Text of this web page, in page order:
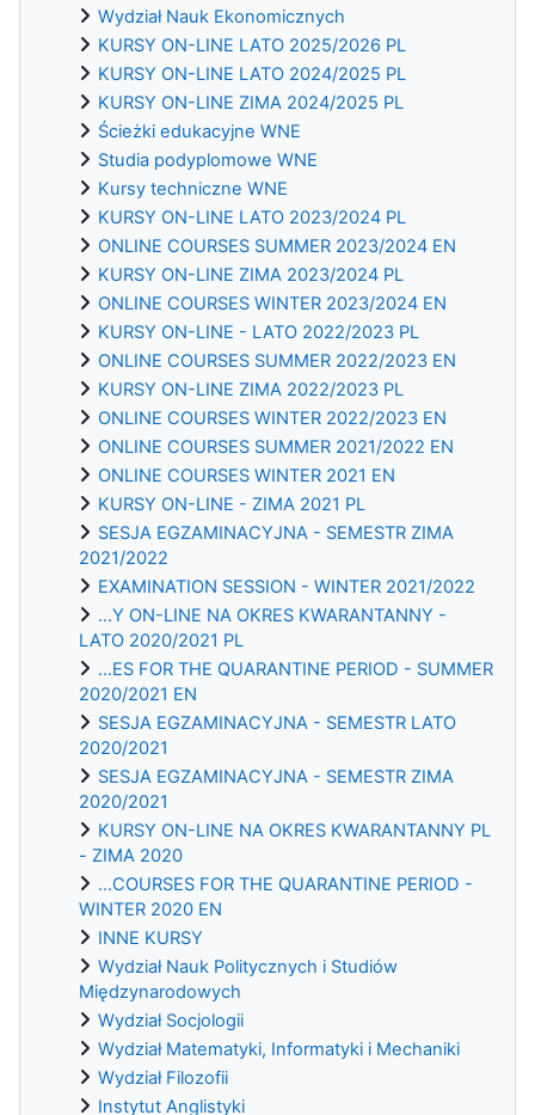
Wydział Nauk Ekonomicznych
KURSY ON-LINE LATO 2025/2026 PL
KURSY ON-LINE LATO 2024/2025 PL
KURSY ON-LINE ZIMA 2024/2025 PL
Ścieżki edukacyjne WNE
Studia podyplomowe WNE
Kursy techniczne WNE
KURSY ON-LINE LATO 2023/2024 PL
ONLINE COURSES SUMMER 2023/2024 EN
KURSY ON-LINE ZIMA 2023/2024 PL
ONLINE COURSES WINTER 2023/2024 EN
KURSY ON-LINE - LATO 2022/2023 PL
ONLINE COURSES SUMMER 2022/2023 EN
KURSY ON-LINE ZIMA 2022/2023 PL
ONLINE COURSES WINTER 2022/2023 EN
ONLINE COURSES SUMMER 2021/2022 EN
ONLINE COURSES WINTER 2021 EN
KURSY ON-LINE - ZIMA 2021 PL
SESJA EGZAMINACYJNA - SEMESTR ZIMA
2021/2022
EXAMINATION SESSION - WINTER 2021/2022
...Y ON-LINE NA OKRES KWARANTANNY -
LATO 2020/2021 PL
...ES FOR THE QUARANTINE PERIOD - SUMMER
2020/2021 EN
SESJA EGZAMINACYJNA - SEMESTR LATO
2020/2021
SESJA EGZAMINACYJNA - SEMESTR ZIMA
2020/2021
KURSY ON-LINE NA OKRES KWARANTANNY PL
- ZIMA 2020
...COURSES FOR THE QUARANTINE PERIOD -
WINTER 2020 EN
INNE KURSY
Wydział Nauk Politycznych i Studiów
Międzynarodowych
Wydział Socjologii
Wydział Matematyki, Informatyki i Mechaniki
Wydział Filozofii
Instytut Anglistyki